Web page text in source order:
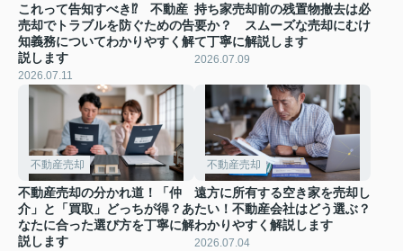
これって告知すべき⁉ 不動産
売却でトラブルを防ぐための告
知義務についてわかりやすく解
説します
2026.07.11
持ち家売却前の残置物撤去は必
要か？ スムーズな売却にむけ
て丁寧に解説します
2026.07.09
不動産売却
不動産売却の分かれ道！「仲
介」と「買取」どっちが得？あ
なたに合った選び方を丁寧に解
説します
不動産売却
遠方に所有する空き家を売却し
たい！不動産会社はどう選ぶ？
わかりやすく解説します
2026.07.04